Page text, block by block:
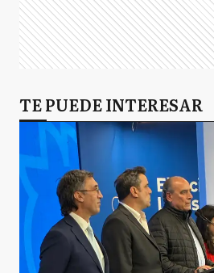
TE PUEDE INTERESAR